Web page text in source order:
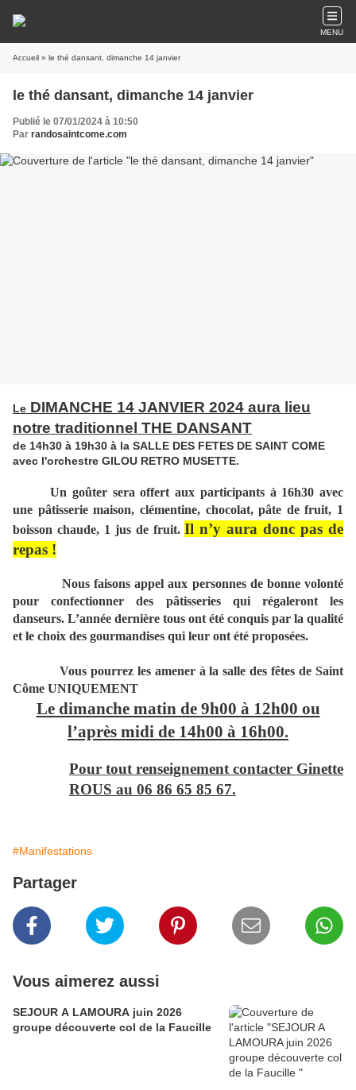
MENU
Accueil » le thé dansant, dimanche 14 janvier
le thé dansant, dimanche 14 janvier
Publié le 07/01/2024 à 10:50
Par randosaintcome.com
Le DIMANCHE 14 JANVIER 2024 aura lieu
notre traditionnel THE DANSANT
de 14h30 à 19h30 à la SALLE DES FETES DE SAINT COME
avec l'orchestre GILOU RETRO MUSETTE.
Un goûter sera offert aux participants à 16h30 avec
une pâtisserie maison, clémentine, chocolat, pâte de fruit, 1
boisson chaude, 1 jus de fruit. Il n’y aura donc pas de
repas !
Nous faisons appel aux personnes de bonne volonté
pour confectionner des pâtisseries qui régaleront les
danseurs. L’année dernière tous ont été conquis par la qualité
et le choix des gourmandises qui leur ont été proposées.
Vous pourrez les amener à la salle des fêtes de Saint
Côme UNIQUEMENT
Le dimanche matin de 9h00 à 12h00 ou
l’après midi de 14h00 à 16h00.
Pour tout renseignement contacter Ginette
ROUS au 06 86 65 85 67.
#Manifestations
Partager
Vous aimerez aussi
SEJOUR A LAMOURA juin 2026
groupe découverte col de la Faucille